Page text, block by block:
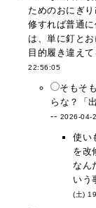
ためのおにぎ
修すれば普通
は、単に釘と
目的履き違え
22:56:05
そもそ
らな？「
-- 2026-04-
使い
を改
なん
いう
(土)